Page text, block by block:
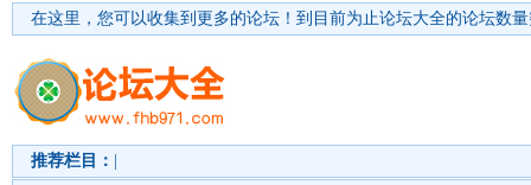
在这里，您可以收集到更多的论坛！ 到目前为止论坛大全的论坛数
推荐栏目：